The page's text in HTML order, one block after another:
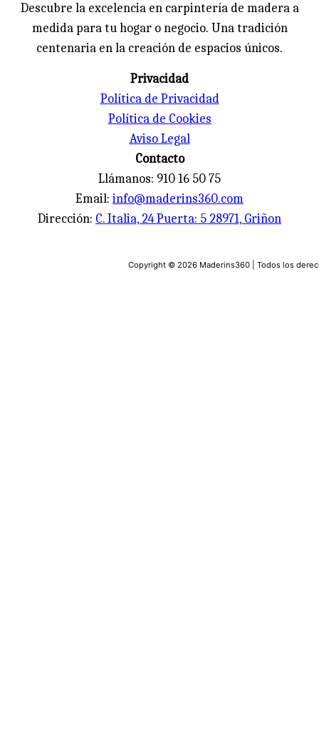
Descubre la excelencia en carpintería de madera a
medida para tu hogar o negocio. Una tradición
centenaria en la creación de espacios únicos.
Privacidad
Política de Privacidad
Política de Cookies
Aviso Legal
Contacto
Llámanos: 910 16 50 75
Email: info@maderins360.com
Dirección: C. Italia, 24 Puerta: 5 28971, Griñon
Copyright © 2026 Maderins360 | Todos los